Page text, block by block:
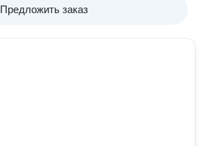
Предложить заказ